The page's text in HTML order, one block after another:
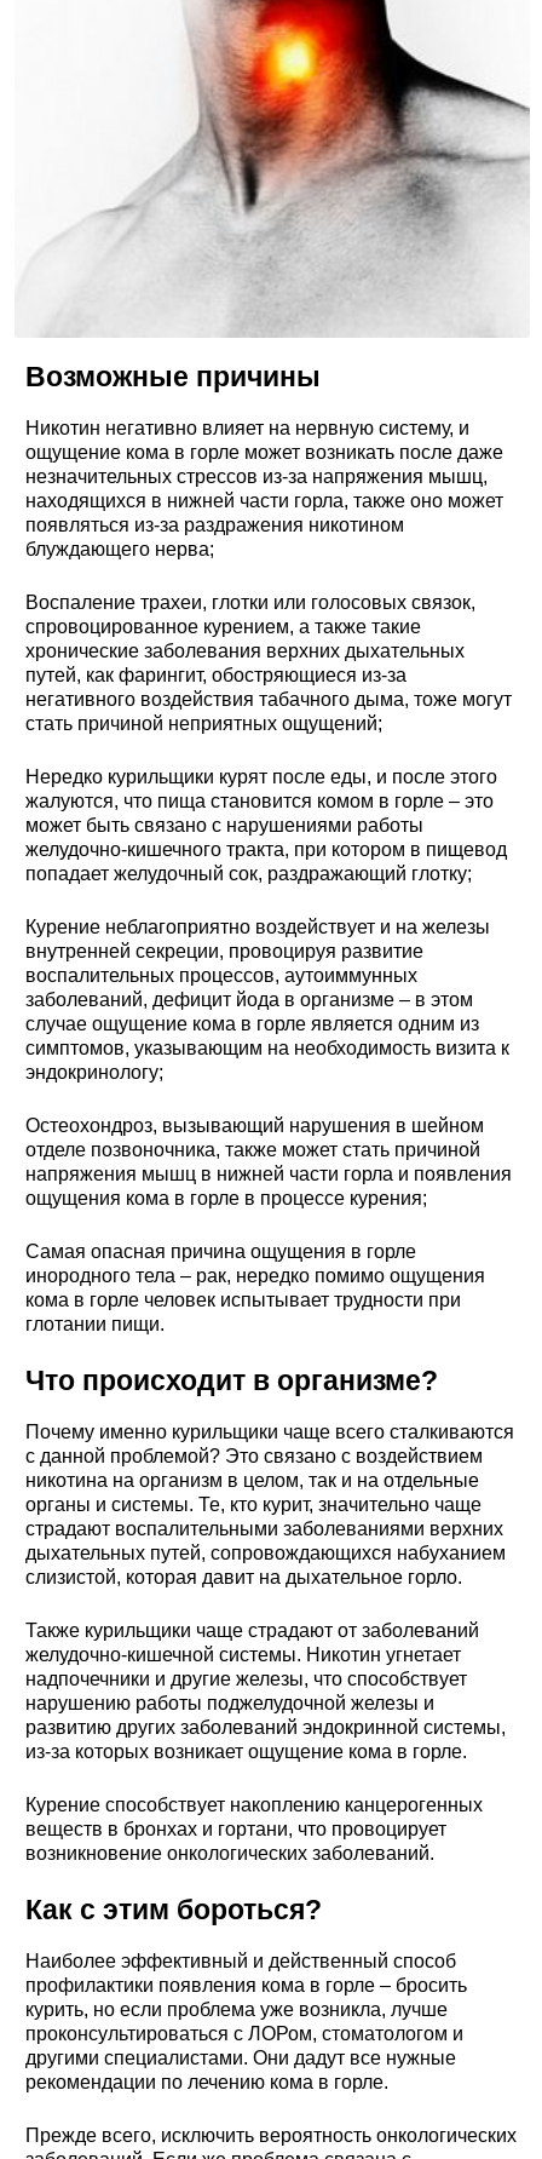
Возможные причины
Никотин негативно влияет на нервную систему, и
ощущение кома в горле может возникать после даже
незначительных стрессов из-за напряжения мышц,
находящихся в нижней части горла, также оно может
появляться из-за раздражения никотином
блуждающего нерва;
Воспаление трахеи, глотки или голосовых связок,
спровоцированное курением, а также такие
хронические заболевания верхних дыхательных
путей, как фарингит, обостряющиеся из-за
негативного воздействия табачного дыма, тоже могут
стать причиной неприятных ощущений;
Нередко курильщики курят после еды, и после этого
жалуются, что пища становится комом в горле – это
может быть связано с нарушениями работы
желудочно-кишечного тракта, при котором в пищевод
попадает желудочный сок, раздражающий глотку;
Курение неблагоприятно воздействует и на железы
внутренней секреции, провоцируя развитие
воспалительных процессов, аутоиммунных
заболеваний, дефицит йода в организме – в этом
случае ощущение кома в горле является одним из
симптомов, указывающим на необходимость визита к
эндокринологу;
Остеохондроз, вызывающий нарушения в шейном
отделе позвоночника, также может стать причиной
напряжения мышц в нижней части горла и появления
ощущения кома в горле в процессе курения;
Самая опасная причина ощущения в горле
инородного тела – рак, нередко помимо ощущения
кома в горле человек испытывает трудности при
глотании пищи.
Что происходит в организме?
Почему именно курильщики чаще всего сталкиваются
с данной проблемой? Это связано с воздействием
никотина на организм в целом, так и на отдельные
органы и системы. Те, кто курит, значительно чаще
страдают воспалительными заболеваниями верхних
дыхательных путей, сопровождающихся набуханием
слизистой, которая давит на дыхательное горло.
Также курильщики чаще страдают от заболеваний
желудочно-кишечной системы. Никотин угнетает
надпочечники и другие железы, что способствует
нарушению работы поджелудочной железы и
развитию других заболеваний эндокринной системы,
из-за которых возникает ощущение кома в горле.
Курение способствует накоплению канцерогенных
веществ в бронхах и гортани, что провоцирует
возникновение онкологических заболеваний.
Как с этим бороться?
Наиболее эффективный и действенный способ
профилактики появления кома в горле – бросить
курить, но если проблема уже возникла, лучше
проконсультироваться с ЛОРом, стоматологом и
другими специалистами. Они дадут все нужные
рекомендации по лечению кома в горле.
Прежде всего, исключить вероятность онкологических